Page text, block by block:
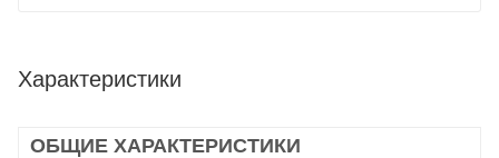
Характеристики
ОБЩИЕ ХАРАКТЕРИСТИКИ